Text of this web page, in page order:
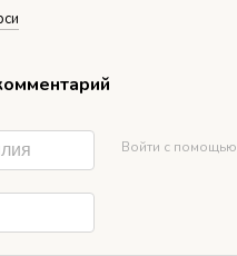
Войти с помощью